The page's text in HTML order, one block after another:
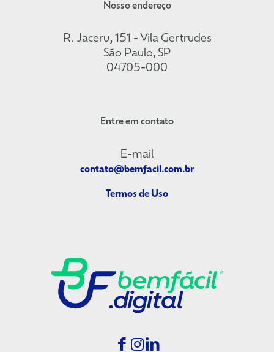
Nosso endereço
R. Jaceru, 151 - Vila Gertrudes
São Paulo, SP
04705-000
Entre em contato
E-mail
contato@bemfacil.com.br
Termos de Uso